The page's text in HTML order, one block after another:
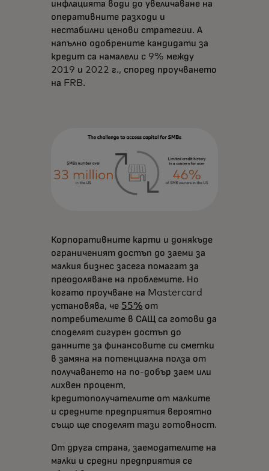
инфлацията води до увеличаване на
оперативните разходи и
нестабилни ценови стратегии. А
напълно одобрените кандидати за
кредит са намалели с 9% между
2019 и 2022 г., според проучването
на FRB.
Корпоративните карти и донякъде
ограниченият достъп до заеми за
малкия бизнес засега помагат за
преодоляване на проблемите. Но
когато проучване на Mastercard
установява, че 55% от
потребителите в САЩ са готови да
споделят сигурен достъп до
данните за финансовите си сметки
в замяна на потенциална полза от
получаването на по-добър заем или
лихвен процент,
кредитополучателите от малките
и средните предприятия вероятно
също ще споделят тази готовност.
От друга страна, заемодателите на
малки и средни предприятия се